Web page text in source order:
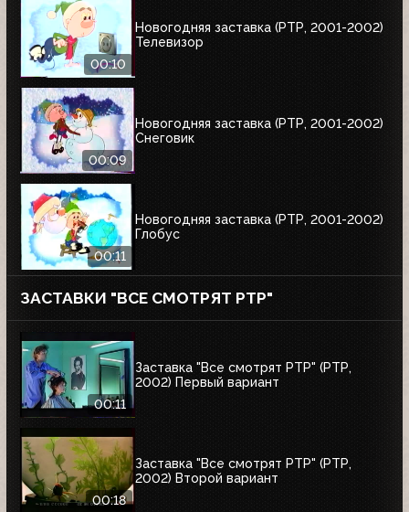
00:10
Новогодняя заставка (РТР, 2001-2002)
Телевизор
00:09
Новогодняя заставка (РТР, 2001-2002)
Снеговик
00:11
Новогодняя заставка (РТР, 2001-2002)
Глобус
ЗАСТАВКИ "ВСЕ СМОТРЯТ РТР"
00:11
Заставка "Все смотрят РТР" (РТР,
2002) Первый вариант
00:18
Заставка "Все смотрят РТР" (РТР,
2002) Второй вариант